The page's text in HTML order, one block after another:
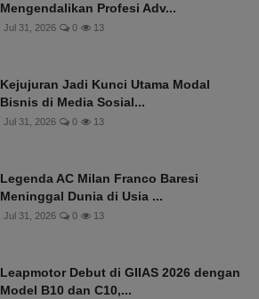
Mengendalikan Profesi Adv...
Jul 31, 2026 0 13
Kejujuran Jadi Kunci Utama Modal
Bisnis di Media Sosial...
Jul 31, 2026 0 13
Legenda AC Milan Franco Baresi
Meninggal Dunia di Usia ...
Jul 31, 2026 0 13
Leapmotor Debut di GIIAS 2026 dengan
Model B10 dan C10,...